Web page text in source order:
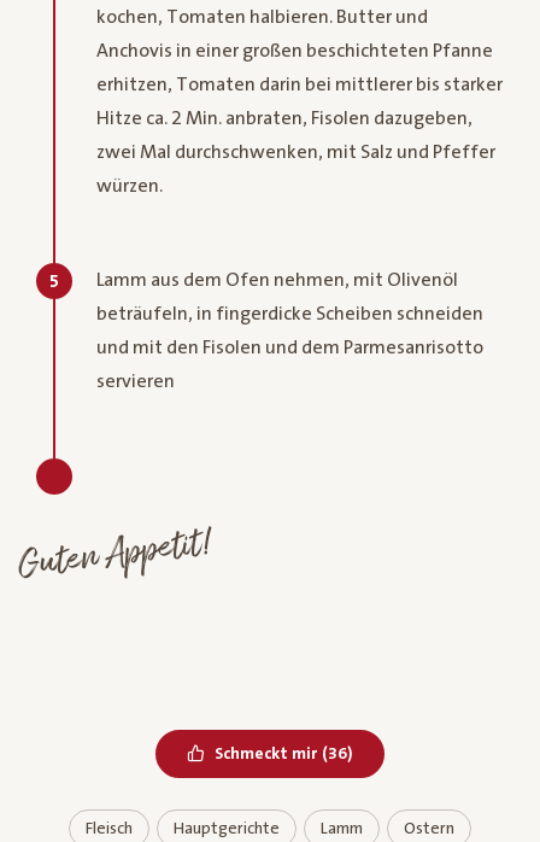
kochen, Tomaten halbieren. Butter und
Anchovis in einer großen beschichteten Pfanne
erhitzen, Tomaten darin bei mittlerer bis starker
Hitze ca. 2 Min. anbraten, Fisolen dazugeben,
zwei Mal durchschwenken, mit Salz und Pfeffer
würzen.
5
Lamm aus dem Ofen nehmen, mit Olivenöl
beträufeln, in fingerdicke Scheiben schneiden
und mit den Fisolen und dem Parmesanrisotto
servieren
Guten Appetit!
Schmeckt mir Bereits geliked
(36)
Fleisch Hauptgerichte Lamm Ostern